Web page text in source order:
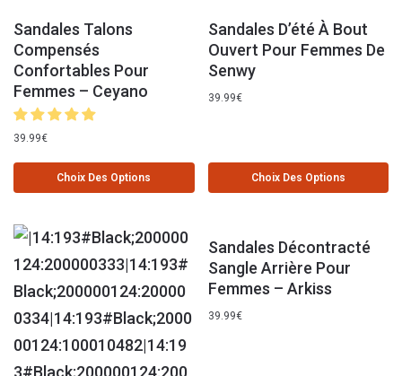
Sandales Talons
Compensés
Confortables Pour
Femmes – Ceyano
39.99€
Choix Des Options
Sandales D’été À Bout
Ouvert Pour Femmes De
Senwy
39.99€
Choix Des Options
Sandales Décontracté
Sangle Arrière Pour
Femmes – Arkiss
39.99€